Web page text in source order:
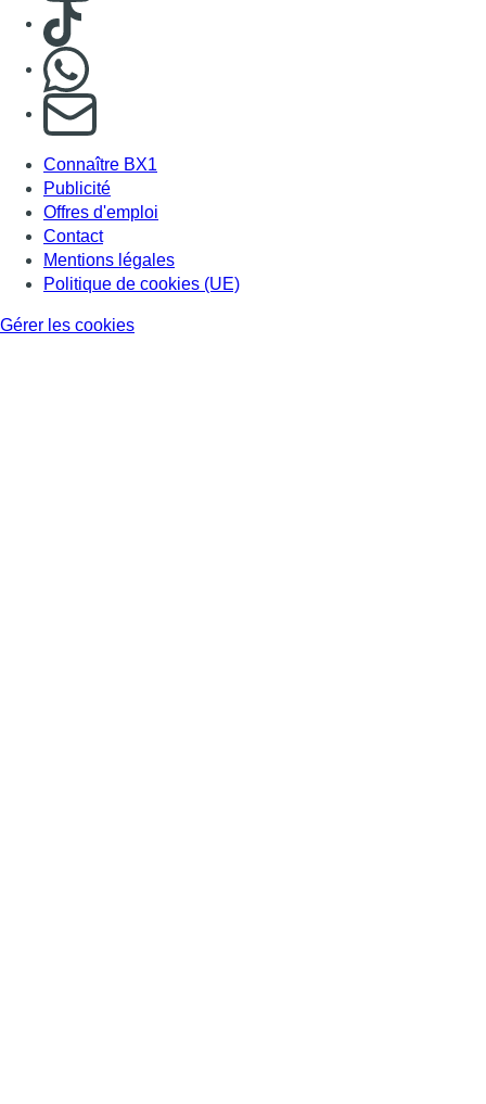
Consulter TikTok
S'abonner à notre newsletter
Connaître BX1
Publicité
Offres d'emploi
Contact
Mentions légales
Politique de cookies (UE)
Gérer les cookies